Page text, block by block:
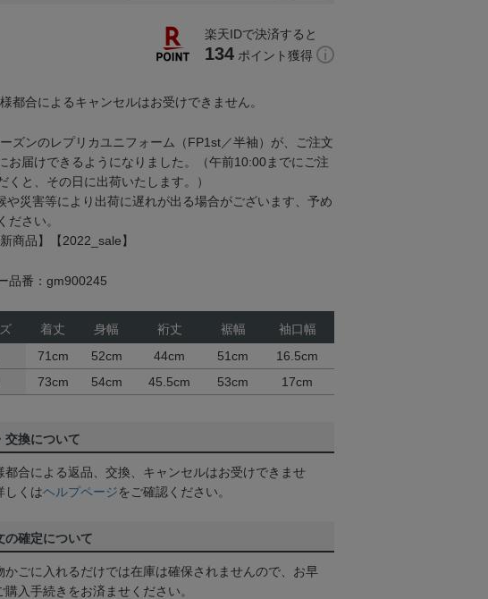
楽天IDで決済すると
134 ポイント獲得
都合によるキャンセルはお受けできません。
ズンのレプリカユニフォーム（FP1st／半袖）が、ご注文
お届けできるようになりました。（午前10:00までにご注
くと、その日に出荷いたします。）
や災害等により出荷に遅れが出る場合がございます、予め
ださい。
新商品】【2022_sale】
品番：gm900245
着丈 身幅 裄丈 裾幅
袖口幅
71cm 52cm 44cm 51cm
16.5cm
73cm 54cm 45.5cm 53cm 17cm
交換について
都合による返品、交換、キャンセルはお受けできませ
しくはヘルプページをご確認ください。
の確定について
かごに入れるだけでは在庫は確保されませんので、お早
購入手続きをお済ませください。